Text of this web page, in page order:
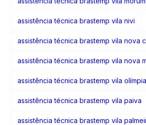
assistência técnica brastemp vila nivi
assistência técnica brastemp vila nova
assistência técnica brastemp vila nova
assistência técnica brastemp vila olímpia
assistência técnica brastemp vila paiva
assistência técnica brastemp vila